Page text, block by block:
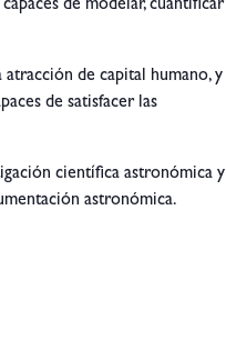
de modelar, cuantificar
de capital humano, y
de satisfacer las
científica astronómica y
astronómica.